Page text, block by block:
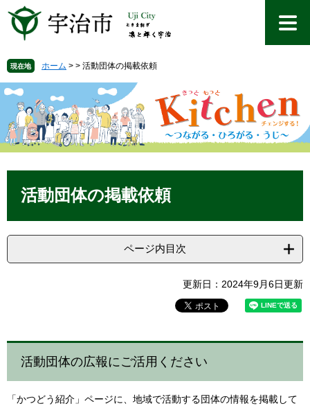
先
で
。
を
ば
て
本
文
現在地 ホーム > > 活動団体の掲載依頼
活動団体の掲載依頼
ページ内目次
更新日：2024年9月6日更新
活動団体の広報にご活用ください
「かつどう紹介」ページに、地域で活動する団体の情報を掲載して